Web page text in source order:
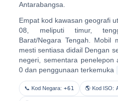
Antarabangsa.
Empat kod kawasan geografi
08 , meliputi timur,
Barat/Negara Tengah. Mobil
mesti sentiasa didail Dengan
negeri, sementara penelepon
0 dan penggunaan terkemuka
📞 Kod Negara: +61 🌎 Kod ISO: